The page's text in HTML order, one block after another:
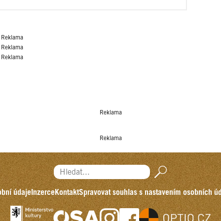
Reklama
Reklama
Reklama
Reklama
Reklama
Hledat...
údajeInzerceKontaktSpravovat souhlas s nastavením osobních